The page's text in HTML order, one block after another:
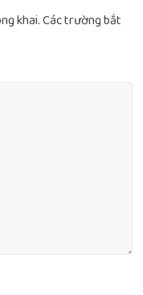
khai.Các trường bắt